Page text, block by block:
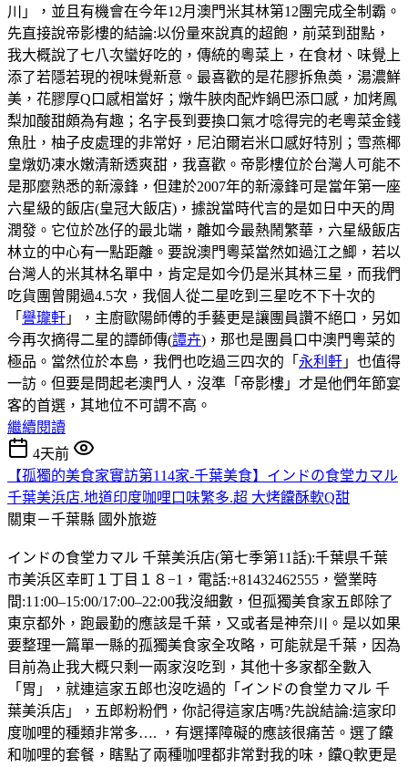
川」，並且有機會在今年12月澳門米其林第12團完成全制霸。
先直接說帝影樓的結論:以份量來說真的超飽，前菜到甜點，
我大概說了七八次蠻好吃的，傳統的粵菜上，在食材、味覺上
添了若隱若現的視味覺新意。最喜歡的是花膠拆魚𡙡，湯濃鮮
美，花膠厚Q口感相當好；燉牛脥肉配炸鍋巴添口感，加烤鳳
梨加酸甜頗為有趣；名字長到要換口氣才唸得完的老粵菜金錢
魚肚，柚子皮處理的非常好，尼泊爾岩米口感好特別；雪燕椰
皇燉奶凍水嫩清新透爽甜，我喜歡。帝影樓位於台灣人可能不
是那麼熟悉的新濠鋒，但建於2007年的新濠鋒可是當年第一座
六星級的飯店(皇冠大飯店)，據說當時代言的是如日中天的周
潤發。它位於氹仔的最北端，離如今最熱鬧繁華，六星級飯店
林立的中心有一點距離。要說澳門粵菜當然如過江之鯽，若以
台灣人的米其林名單中，肯定是如今仍是米其林三星，而我們
吃貨團曾開過4.5次，我個人從二星吃到三星吃不下十次的
「 譽瓏軒 」，主廚歐陽師傅的手藝更是讓團員讚不絕口，另如
今再次摘得二星的譚師傳(譚卉)，那也是團員口中澳門粵菜的
極品。當然位於本島，我們也吃過三四次的「 永利軒 」也值得
一訪。但要是問起老澳門人，沒準「帝影樓」才是他們年節宴
客的首選，其地位不可謂不高。
繼續閱讀
4天前
【孤獨的美食家實訪第114家-千葉美食】インドの食堂カマル
千葉美浜店.地道印度咖哩口味繁多.超 大烤饢酥軟Q甜
關東－千葉縣 國外旅遊
インドの食堂カマル 千葉美浜店(第七季第11話):千葉県千葉
市美浜区幸町１丁目１８−1，電話:+81432462555，營業時
間:11:00–15:00/17:00–22:00我沒細數，但孤獨美食家五郎除了
東京都外，跑最勤的應該是千葉，又或者是神奈川。是以如果
要整理一篇單一縣的孤獨美食家全攻略，可能就是千葉，因為
目前為止我大概只剩一兩家沒吃到，其他十多家都全數入
「胃」，就連這家五郎也沒吃過的「インドの食堂カマル 千
葉美浜店」，五郎粉粉們，你記得這家店嗎?先說結論:這家印
度咖哩的種類非常多…. ，有選擇障礙的應該很痛苦。選了饢
和咖哩的套餐，瞎點了兩種咖哩都非常對我的味，饢Q軟更是